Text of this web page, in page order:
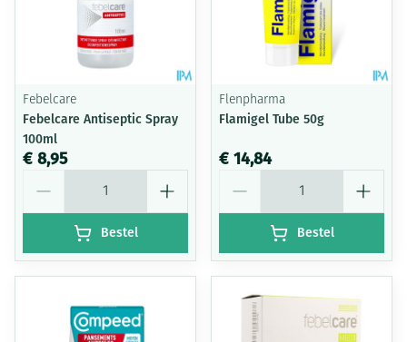
Febelcare
Febelcare Antiseptic Spray
100ml
€ 8,95
Bestel
Flenpharma
Flamigel Tube 50g
€ 14,84
Bestel